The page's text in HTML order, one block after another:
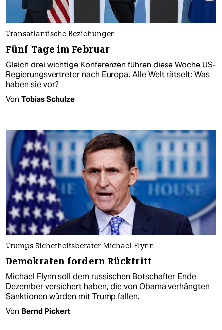
Transatlantische Beziehungen
Fünf Tage im Februar
Gleich drei wichtige Konferenzen führen diese Woche US-
Regierungsvertreter nach Europa. Alle Welt rätselt: Was
haben sie vor?
Von Tobias Schulze
Trumps Sicherheitsberater Michael Flynn
Demokraten fordern Rücktritt
Michael Flynn soll dem russischen Botschafter Ende
Dezember versichert haben, die von Obama verhängten
Sanktionen würden mit Trump fallen.
Von Bernd Pickert